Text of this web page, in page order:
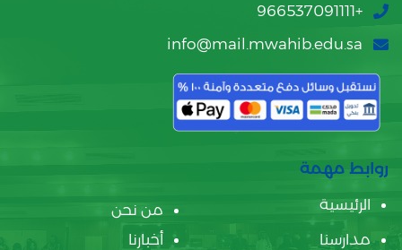
+966537091111
info@mail.mwahib.edu.sa
روابط مهمة
الرئيسية
من نحن
مدارسنا
أخبارنا